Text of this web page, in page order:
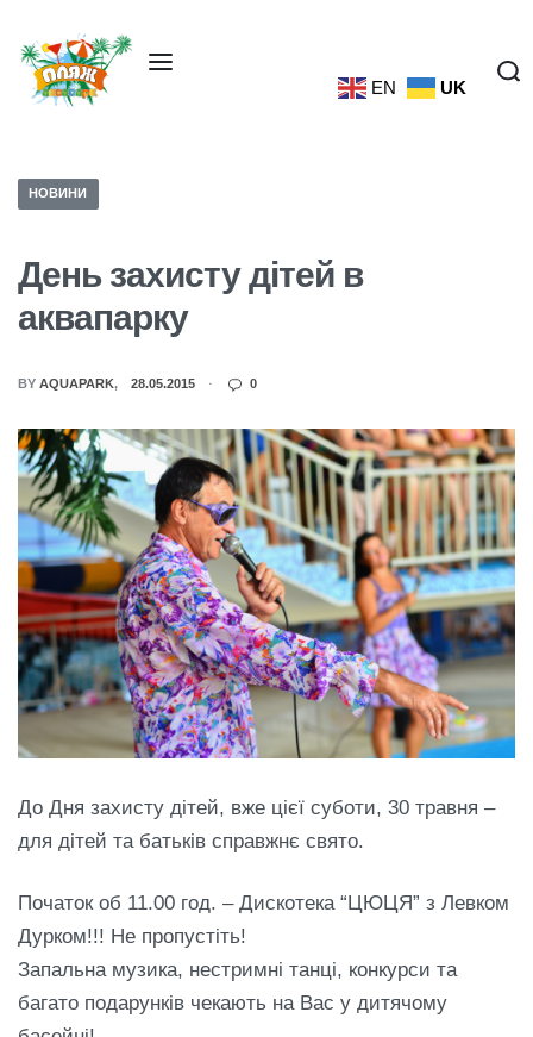
EN UK
НОВИНИ
День захисту дітей в
аквапарку
BY AQUAPARK 28.05.2015 0
До Дня захисту дітей, вже цієї суботи, 30 травня –
для дітей та батьків справжнє свято.
Початок об 11.00 год. – Дискотека “ЦЮЦЯ” з Левком
Дурком!!! Не пропустіть!
Запальна музика, нестримні танці, конкурси та
багато подарунків чекають на Вас у дитячому